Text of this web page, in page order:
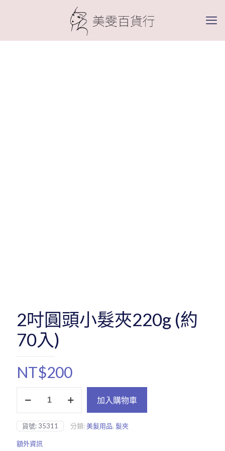
2吋圓頭小髮夾220g (約
70入)
NT$200
頭
小
髮
夾
加入購物車
貨號: 35311 分類:美髮用品, 髮夾
額外資訊